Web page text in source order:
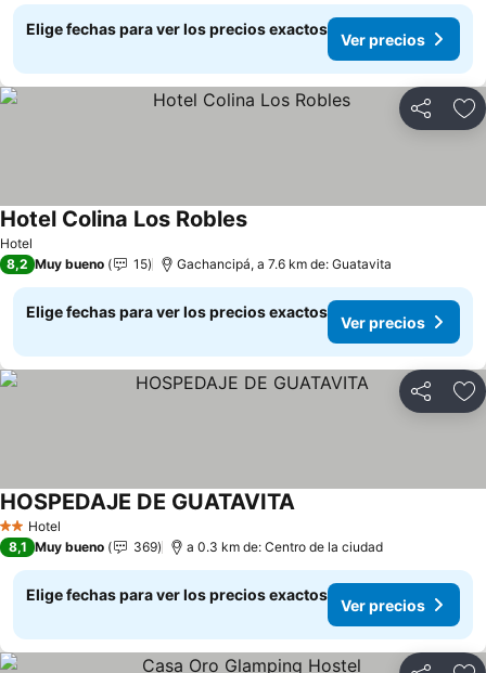
Elige fechas para ver los precios exactos
Ver precios
Compartir
Hotel
Hotel Colina Los RoblesVer precios
8,2 Muy bueno 15 Gachancipá, a 7.6 km de: Guatavita
Elige fechas para ver los precios exactos
Ver precios
Compartir
2 Estrellas
Hotel
HOSPEDAJE DE GUATAVITAVer precios
8,1 Muy bueno 369 a 0.3 km de: Centro de la ciudad
Elige fechas para ver los precios exactos
Ver precios